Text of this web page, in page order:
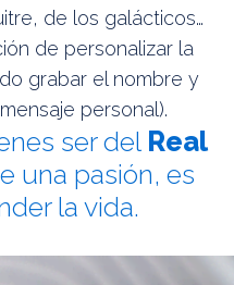
de los galácticos…
de personalizar la
grabar el nombre y
personal).
ser del Real
una pasión, es
la vida.